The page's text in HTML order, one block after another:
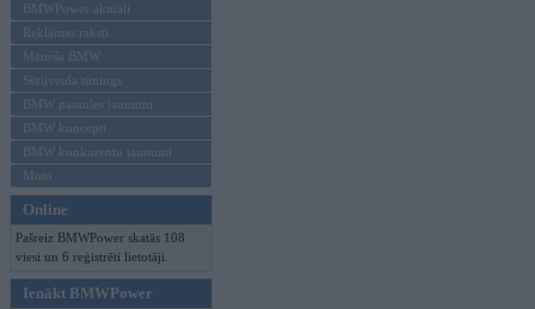
BMWPower aktuāli
Reklāmas raksti
Mēneša BMW
Sērijveida tūnings
BMW pasaules jaunumi
BMW koncepti
BMW konkurentu jaunumi
Moto
Online
Pašreiz BMWPower skatās 108
viesi un 6 reģistrēti lietotāji.
Ienākt BMWPower